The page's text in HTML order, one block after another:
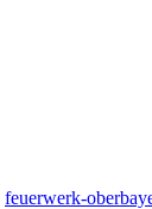
feuerwerk-